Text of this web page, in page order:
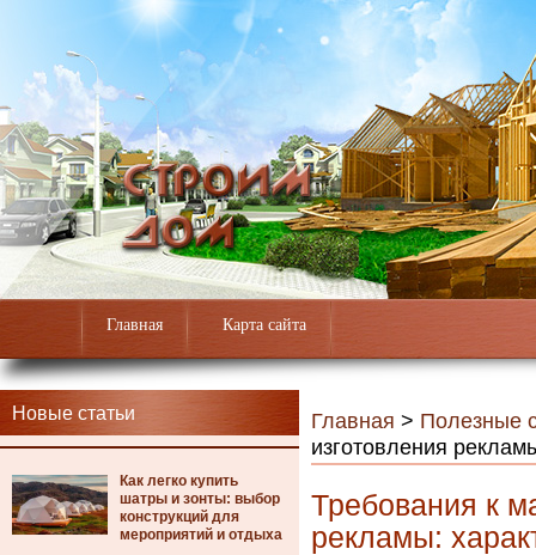
Главная Карта сайта
Новые статьи
Как легко купить
шатры и зонты: выбор
конструкций для
мероприятий и отдыха
Главная > Полезные
изготовления
Требования к
рекламы: